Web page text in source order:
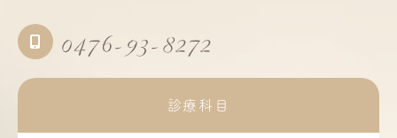
0476-93-8272
診療科目